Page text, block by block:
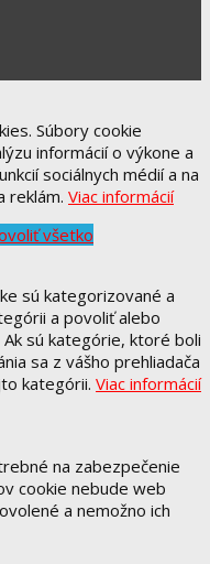
Súbory cookie
informácií o výkone a
sociálnych médií a na
reklám. Viac informácií
všetko
sú kategorizované a
a povoliť alebo
sú kategórie, ktoré boli
sa z vášho prehliadača
kategórii. Viac informácií
na zabezpečenie
cookie nebude web
a nemožno ich